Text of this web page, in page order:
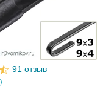
91 отзыв